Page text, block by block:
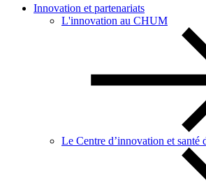
Innovation et partenariats
L'innovation au CHUM
Le Centre d’innovation et santé